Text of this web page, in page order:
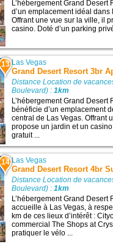
L’hébergement Grand Desert
d’un emplacement idéal dans
Offrant une vue sur la ville, il
casino. Doté d’un parking
13 Las Vegas
Grand Desert Resort 3br
Distance Location de
Boulevard) :1km
L’hébergement Grand Desert
bénéficie d’un emplacement
central de Las Vegas. Offrant
propose un jardin et un
gratuit ...
14 Las Vegas
Grand Desert Resort 4br
Distance Location de
Boulevard) :1km
L’hébergement Grand Desert
accueille à Las Vegas, à
km de ces lieux d’intérêt :
commercial The Shops at
pratiquer le vélo ...